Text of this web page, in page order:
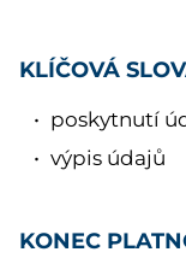
KLÍČOVÁ
poskytnutí
výpis údajů
KONEC